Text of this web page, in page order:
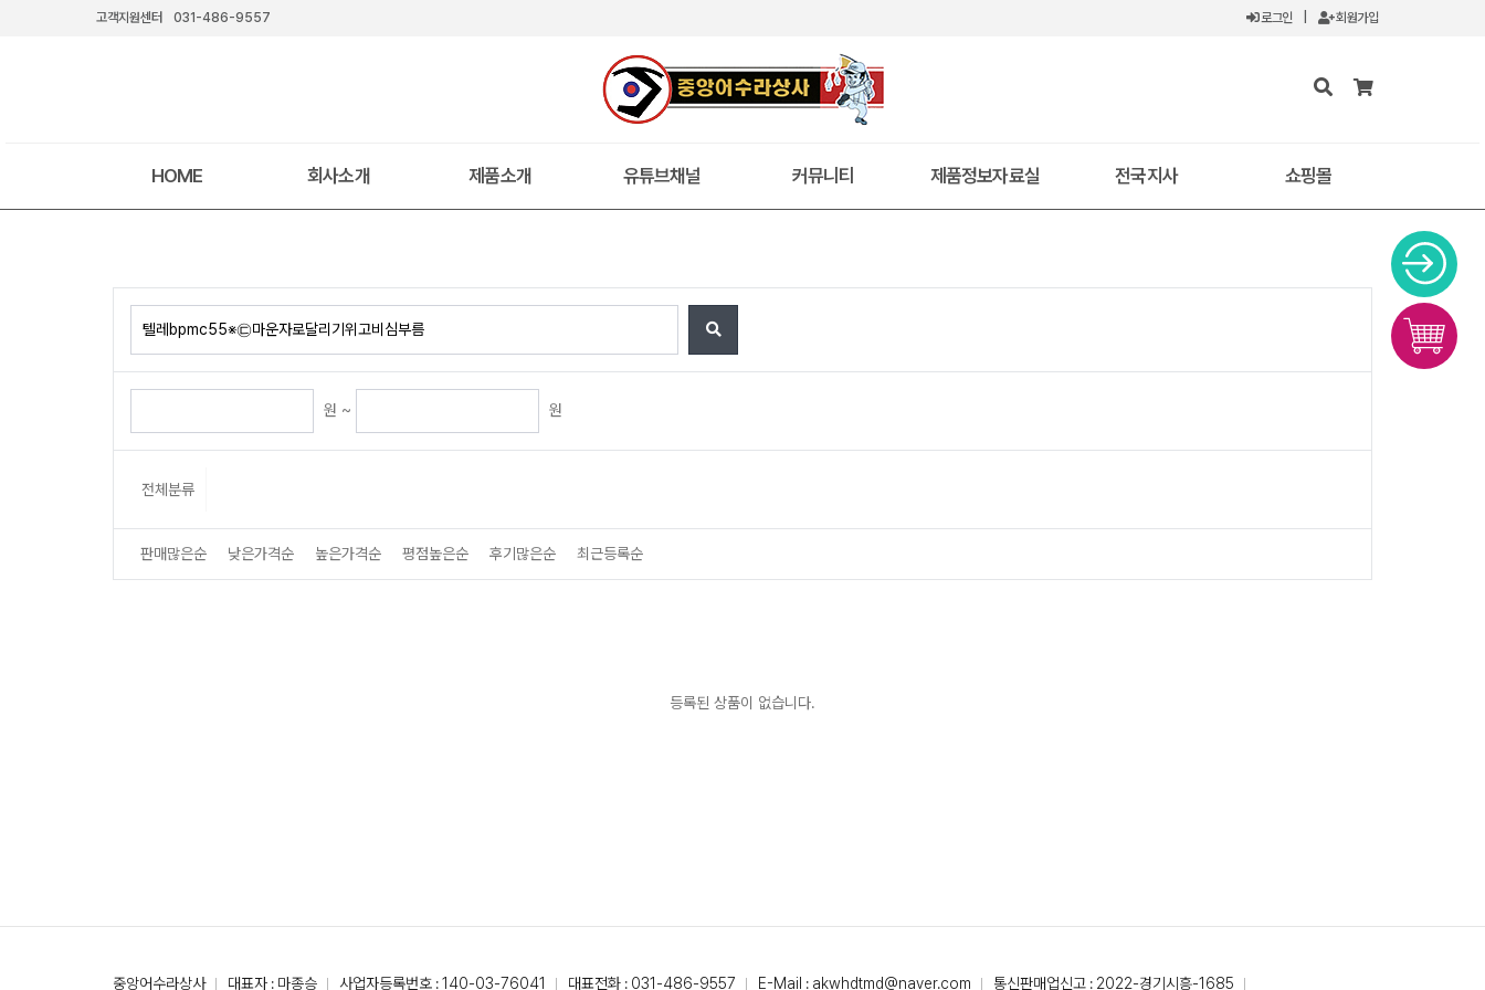
고객지원센터 031-486-9557 로그인 회원가입
HOME 회사소개 제품소개 유튜브채널 커뮤니티 제품정보자료실 전국지사 쇼핑몰
원 ~ 원
전체분류
판매많은순 낮은가격순 높은가격순 평점높은순 후기많은순 최근등록순
등록된 상품이 없습니다.
중앙어수라상사 대표자 : 마종승 사업자등록번호 : 140-03-76041 대표전화 : 031-486-9557 E-Mail : akwhdtmd@naver.com 통신판매업신고 : 2022-경기시흥-1685